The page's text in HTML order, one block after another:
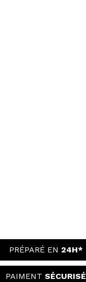
PRÉPARÉ EN 24H*
PAIMENT SÉCURISÉ